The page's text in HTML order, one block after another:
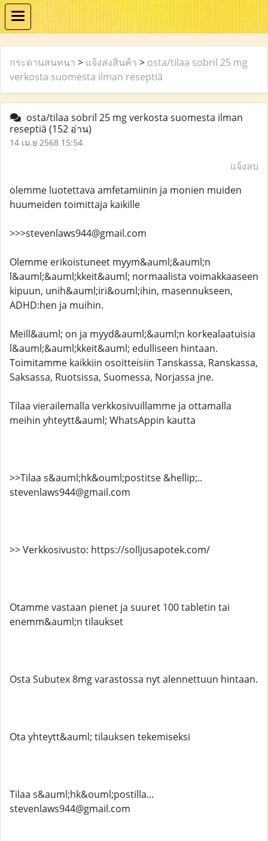
กระดานสนทนา > แจ้งส่งสินค้า > osta/tilaa sobril 25 mg
verkosta suomesta ilman reseptiä
osta/tilaa sobril 25 mg verkosta suomesta ilman
reseptiä (152 อ่าน)
14 เม.ย 2568 15:54
แจ้งลบ
olemme luotettava amfetamiinin ja monien muiden
huumeiden toimittaja kaikille
>>>stevenlaws944@gmail.com
Olemme erikoistuneet myym&auml;&auml;n
l&auml;&auml;kkeit&auml; normaalista voimakkaaseen
kipuun, unih&auml;iri&ouml;ihin, masennukseen,
ADHD:hen ja muihin.
Meill&auml; on ja myyd&auml;&auml;n korkealaatuisia
l&auml;&auml;kkeit&auml; edulliseen hintaan.
Toimitamme kaikkiin osoitteisiin Tanskassa, Ranskassa,
Saksassa, Ruotsissa, Suomessa, Norjassa jne.
Tilaa vierailemalla verkkosivuillamme ja ottamalla
meihin yhteytt&auml; WhatsAppin kautta
>>Tilaa s&auml;hk&ouml;postitse &hellip;..
stevenlaws944@gmail.com
>> Verkkosivusto: https://solljusapotek.com/
Otamme vastaan ​​pienet ja suuret 100 tabletin tai
enemm&auml;n tilaukset
Osta Subutex 8mg varastossa nyt alennettuun hintaan.
Ota yhteytt&auml; tilauksen tekemiseksi
Tilaa s&auml;hk&ouml;postilla...
stevenlaws944@gmail.com